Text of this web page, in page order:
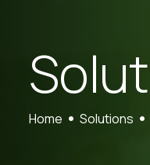
Solut
Home Solutions